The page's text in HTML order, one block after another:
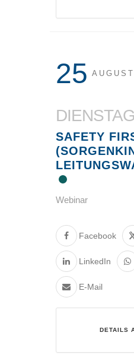
25 AUGUST
DIENSTAG
SAFETY
Webinar
Facebook
LinkedIn
E-Mail
DETAILS